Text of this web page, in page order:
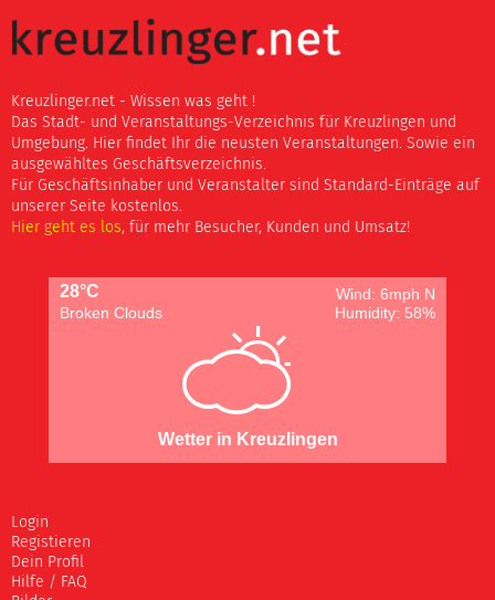
Kreuzlinger.net - Wissen was geht !
Das Stadt- und Veranstaltungs-Verzeichnis für Kreuzlingen und
Umgebung. Hier findet Ihr die neusten Veranstaltungen. Sowie ein
ausgewähltes Geschäftsverzeichnis.
Für Geschäftsinhaber und Veranstalter sind Standard-Einträge auf
unserer Seite kostenlos.
Hier geht es los, für mehr Besucher, Kunden und Umsatz!
28°C
Wind: 6mph N
Broken Clouds
Humidity: 58%
Wetter in Kreuzlingen
Login
Registieren
Dein Profil
Hilfe / FAQ